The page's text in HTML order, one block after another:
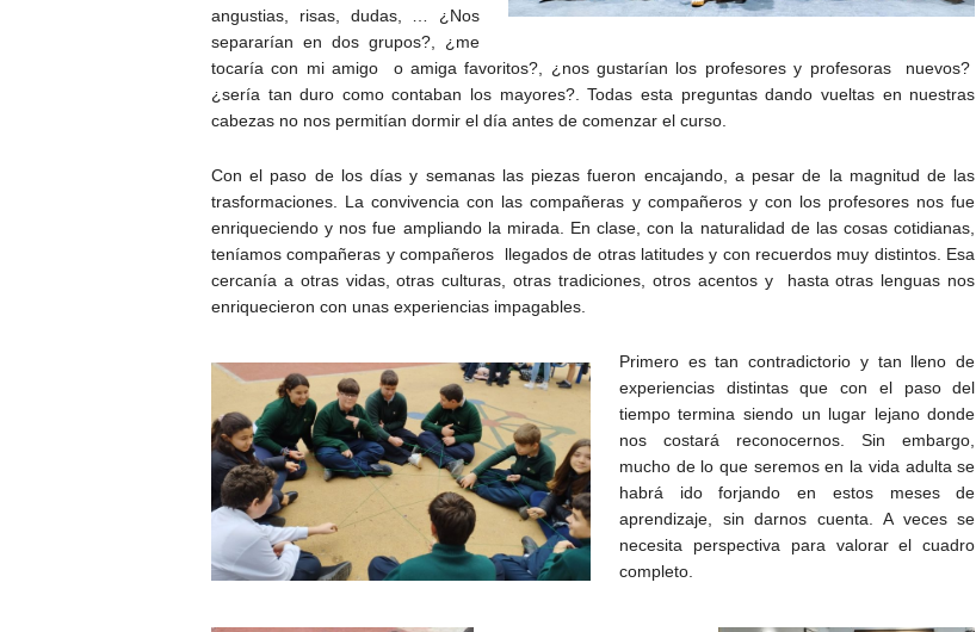
angustias, risas, dudas, … ¿Nos
separarían en dos grupos?, ¿me
tocaría con mi amigo o amiga favoritos?, ¿nos gustarían los profesores y profesoras nuevos?
¿sería tan duro como contaban los mayores?. Todas esta preguntas dando vueltas en nuestras
cabezas no nos permitían dormir el día antes de comenzar el curso.
Con el paso de los días y semanas las piezas fueron encajando, a pesar de la magnitud de las
trasformaciones. La convivencia con las compañeras y compañeros y con los profesores nos fue
enriqueciendo y nos fue ampliando la mirada. En clase, con la naturalidad de las cosas cotidianas,
teníamos compañeras y compañeros llegados de otras latitudes y con recuerdos muy distintos. Esa
cercanía a otras vidas, otras culturas, otras tradiciones, otros acentos y hasta otras lenguas nos
enriquecieron con unas experiencias impagables.
Primero es tan contradictorio y tan lleno de
experiencias distintas que con el paso del
tiempo termina siendo un lugar lejano donde
nos costará reconocernos. Sin embargo,
mucho de lo que seremos en la vida adulta se
habrá ido forjando en estos meses de
aprendizaje, sin darnos cuenta. A veces se
necesita perspectiva para valorar el cuadro
completo.